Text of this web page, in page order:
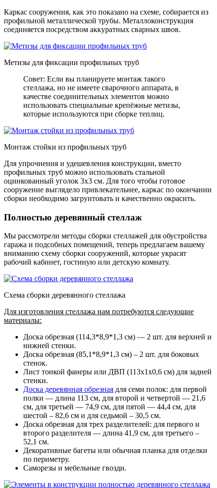
Каркас сооружения, как это показано на схеме, собирается из
профильной металлической трубы. Металлоконструкция
соединяется посредством аккуратных сварных швов.
Метизы для фиксации профильных труб
Совет: Если вы планируете монтаж такого
стеллажа, но не имеете сварочного аппарата, в
качестве соединительных элементов можно
использовать специальные крепёжные метизы,
которые используются при сборке теплиц.
Монтаж стойки из профильных труб
Для упрочнения и удешевления конструкции, вместо
профильных труб можно использовать стальной
оцинкованный уголок 3х3 см. Для того чтобы готовое
сооружение выглядело привлекательнее, каркас по окончании
сборки необходимо загрунтовать и качественно окрасить.
Полностью деревянный стеллаж
Мы рассмотрели методы сборки стеллажей для обустройства
гаража и подсобных помещений, теперь предлагаем вашему
вниманию схему сборки сооружений, которые украсят
рабочий кабинет, гостиную или детскую комнату.
Схема сборки деревянного стеллажа
Для изготовления стеллажа нам потребуются следующие
материалы:
Доска обрезная (114,3*8,9*1,3 см) — 2 шт. для верхней и
нижней стенки.
Доска обрезная (85,1*8,9*1,3 см) – 2 шт. для боковых
стенок.
Лист тонкой фанеры или ДВП (113х1х0,6 см) для задней
стенки.
Доска деревянная обрезная для семи полок: для первой
полки — длина 113 см, для второй и четвертой — 21,6
см, для третьей — 74,9 см, для пятой — 44,4 см, для
шестой – 82,6 см и для седьмой – 30,5 см.
Доска обрезная для трех разделителей: для первого и
второго разделителя — длина 41,9 см, для третьего –
52,1 см.
Декоративные багеты или обычная планка для отделки
по периметру.
Саморезы и мебельные гвозди.